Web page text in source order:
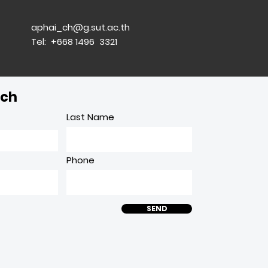
aphai_ch@g.sut.ac.th
Tel: +668 1496 3321
Last Name
Phone
SEND